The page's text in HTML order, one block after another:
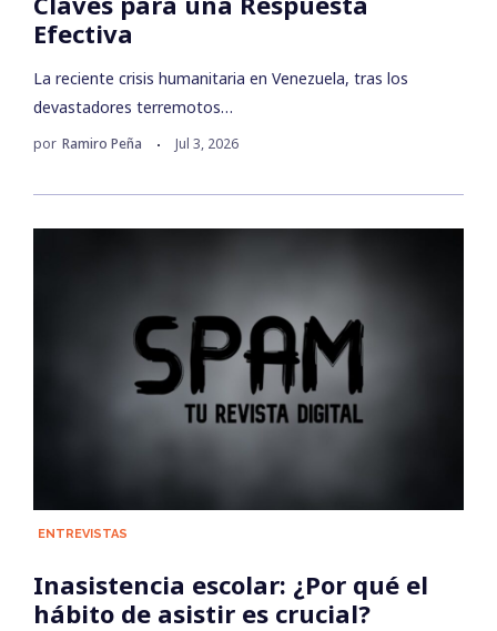
Efectiva
La reciente crisis humanitaria en Venezuela, tras los
devastadores terremotos…
por Ramiro Peña Jul 3, 2026
ENTREVISTAS
Inasistencia escolar: ¿Por qué el
hábito de asistir es crucial?